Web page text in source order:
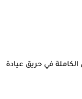
في حريق عيادة